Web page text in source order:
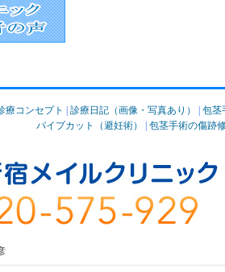
療コンセプト | 診療日記（画像・写真あり） | 包茎
パイプカット（避妊術）
| 包茎手術の傷跡